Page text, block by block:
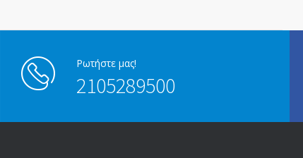
Ρωτήστε μας!
2105289500